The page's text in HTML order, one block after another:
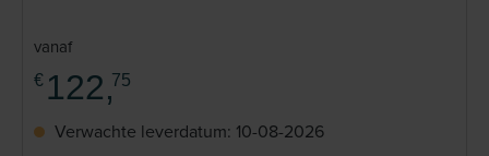
vanaf
€ 122,75
Verwachte leverdatum: 10-08-2026